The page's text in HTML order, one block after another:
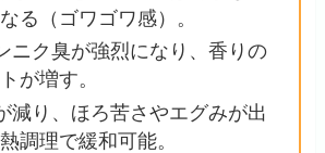
る（ゴワゴワ感）。
ニク臭が強烈になり、香りの
が増す。
減り、ほろ苦さやエグみが出
調理で緩和可能。